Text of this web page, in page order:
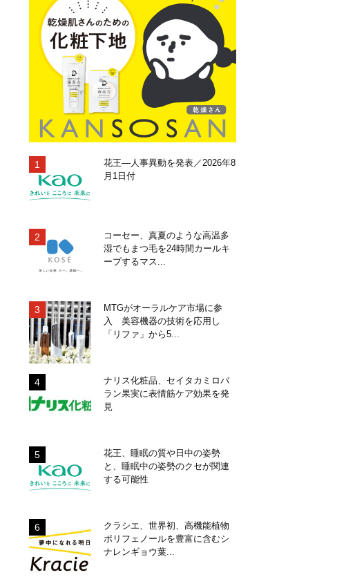
花王―人事異動を発表／2026年8
月1日付
コーセー、真夏のような高温多
湿でもまつ毛を24時間カールキ
ープするマス...
MTGがオーラルケア市場に参
入 美容機器の技術を応用し
「リファ」から5...
ナリス化粧品、セイタカミロバ
ラン果実に表情筋ケア効果を発
見
花王、睡眠の質や日中の姿勢
と、睡眠中の姿勢のクセが関連
する可能性
クラシエ、世界初、高機能植物
ポリフェノールを豊富に含むシ
ナレンギョウ葉...